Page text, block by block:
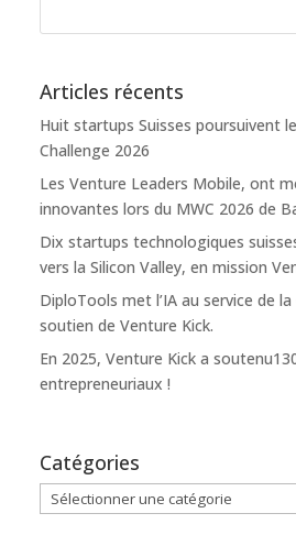
Articles récents
Huit startups Suisses poursuivent
Challenge 2026
Les Venture Leaders Mobile, ont
innovantes lors du MWC 2026 de
Dix startups technologiques
vers la Silicon Valley, en mission
DiploTools met l’IA au service de
soutien de Venture Kick.
En 2025, Venture Kick a
entrepreneuriaux !
Catégories
Catégories